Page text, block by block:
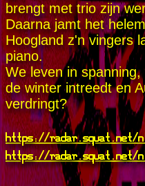
brengt met trio zijn
Daarna jamt het
Hoogland z'n vingers
piano.
We leven in
de winter intreedt en
verdringt?
https://radar.squat.net/
https://radar.squat.net/